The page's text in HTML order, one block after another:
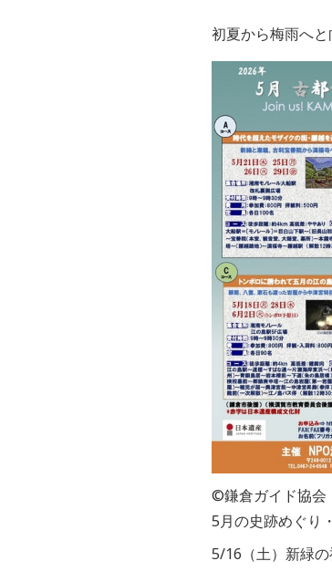
初夏から梅雨へ
©鎌倉ガイド協会
5月の史跡めぐり
5/16（土）新緑の